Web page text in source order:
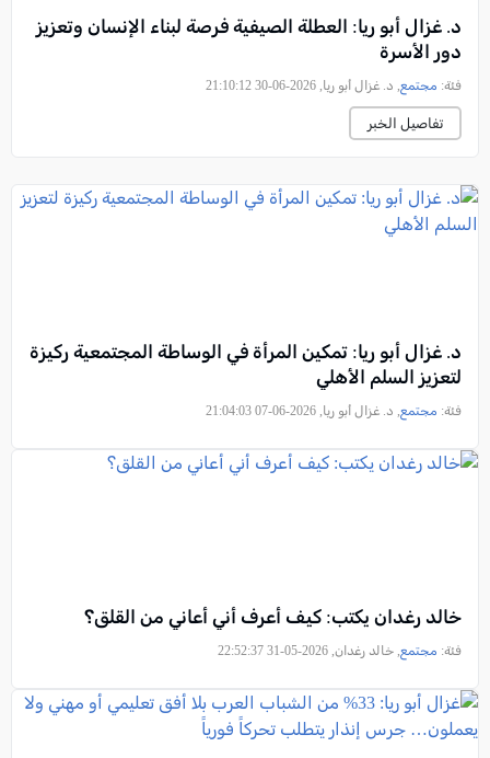
د. غزال أبو ريا: العطلة الصيفية فرصة لبناء الإنسان وتعزيز
دور الأسرة
فئة: مجتمع, د. غزال أبو ريا, 2026-06-30 21:10:12
تفاصيل الخبر
د. غزال أبو ريا: تمكين المرأة في الوساطة المجتمعية ركيزة
لتعزيز السلم الأهلي
فئة: مجتمع, د. غزال أبو ريا, 2026-06-07 21:04:03
خالد رغدان يكتب: كيف أعرف أني أعاني من القلق؟
فئة: مجتمع, خالد رغدان, 2026-05-31 22:52:37